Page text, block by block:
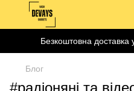
Безкоштовна доставка
Блог
#радіоняні та